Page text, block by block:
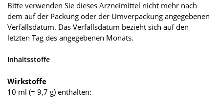
Bitte verwenden Sie dieses Arzneimittel nicht mehr nach
dem auf der Packung oder der Umverpackung angegebenen
Verfallsdatum. Das Verfallsdatum bezieht sich auf den
letzten Tag des angegebenen Monats.
Inhaltsstoffe
Wirkstoffe
10 ml (= 9,7 g) enthalten: